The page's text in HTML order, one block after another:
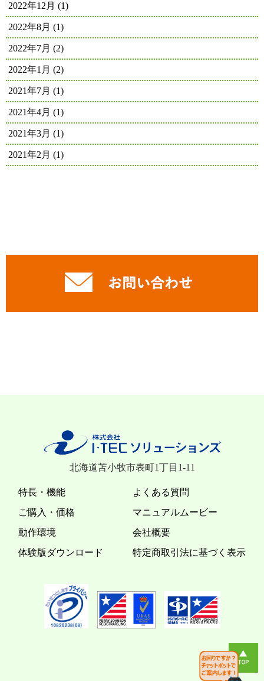
2022年12月 (1)
2022年8月 (1)
2022年7月 (2)
2022年1月 (2)
2021年7月 (1)
2021年4月 (1)
2021年3月 (1)
2021年2月 (1)
北海道苫小牧市表町1丁目1-11
特長・機能
ご購入・価格
動作環境
体験版ダウンロード
よくある質問
マニュアルムービー
会社概要
特定商取引法に基づく表示